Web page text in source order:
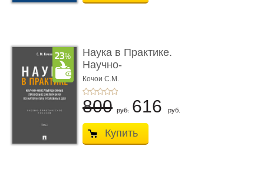
Наука в Практике.
Научно-
консультационные (пра
...
Кочои С.М.
800 руб. 616 руб.
Купить